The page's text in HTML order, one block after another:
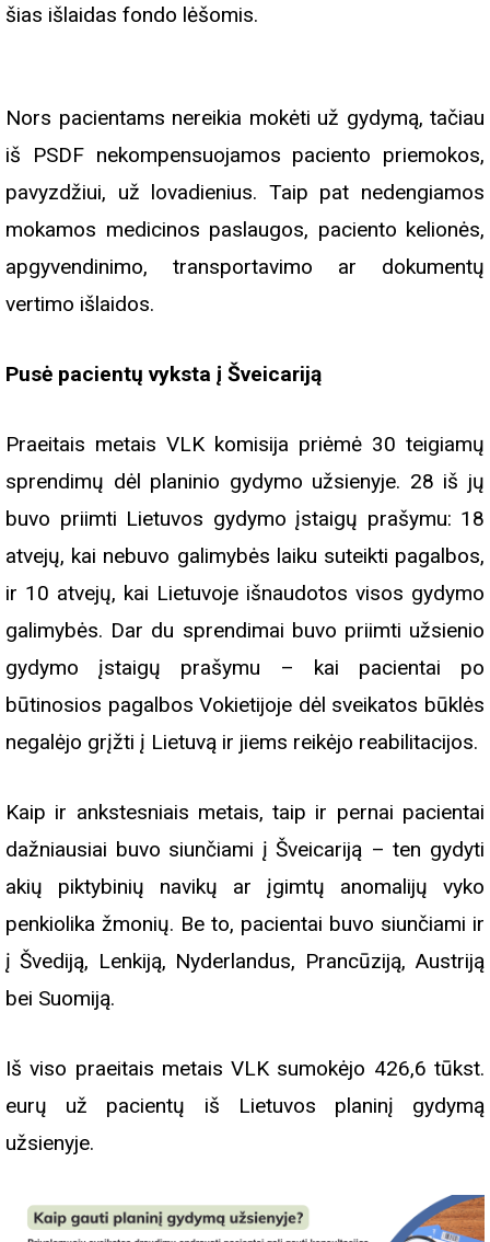
šias išlaidas fondo lėšomis.
Nors pacientams nereikia mokėti už gydymą, tačiau
iš PSDF nekompensuojamos paciento priemokos,
pavyzdžiui, už lovadienius. Taip pat nedengiamos
mokamos medicinos paslaugos, paciento kelionės,
apgyvendinimo, transportavimo ar dokumentų
vertimo išlaidos.
Pusė pacientų vyksta į Šveicariją
Praeitais metais VLK komisija priėmė 30 teigiamų
sprendimų dėl planinio gydymo užsienyje. 28 iš jų
buvo priimti Lietuvos gydymo įstaigų prašymu: 18
atvejų, kai nebuvo galimybės laiku suteikti pagalbos,
ir 10 atvejų, kai Lietuvoje išnaudotos visos gydymo
galimybės. Dar du sprendimai buvo priimti užsienio
gydymo įstaigų prašymu – kai pacientai po
būtinosios pagalbos Vokietijoje dėl sveikatos būklės
negalėjo grįžti į Lietuvą ir jiems reikėjo reabilitacijos.
Kaip ir ankstesniais metais, taip ir pernai pacientai
dažniausiai buvo siunčiami į Šveicariją – ten gydyti
akių piktybinių navikų ar įgimtų anomalijų vyko
penkiolika žmonių. Be to, pacientai buvo siunčiami ir
į Švediją, Lenkiją, Nyderlandus, Prancūziją, Austriją
bei Suomiją.
Iš viso praeitais metais VLK sumokėjo 426,6 tūkst.
eurų už pacientų iš Lietuvos planinį gydymą
užsienyje.